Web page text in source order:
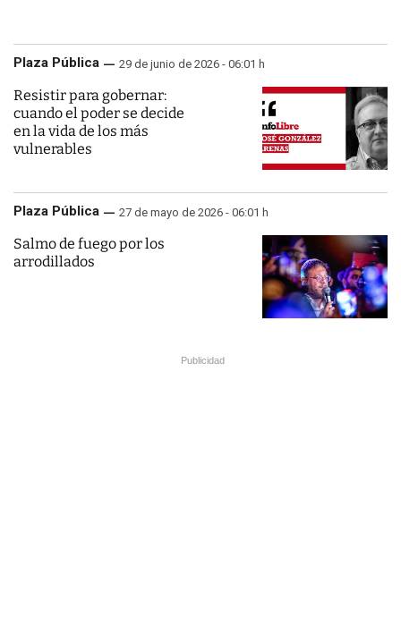
Plaza Pública 29 de junio de 2026 - 06:01 h
Resistir para gobernar:
cuando el poder se decide
en la vida de los más
vulnerables
Plaza Pública 27 de mayo de 2026 - 06:01 h
Salmo de fuego por los
arrodillados
Publicidad